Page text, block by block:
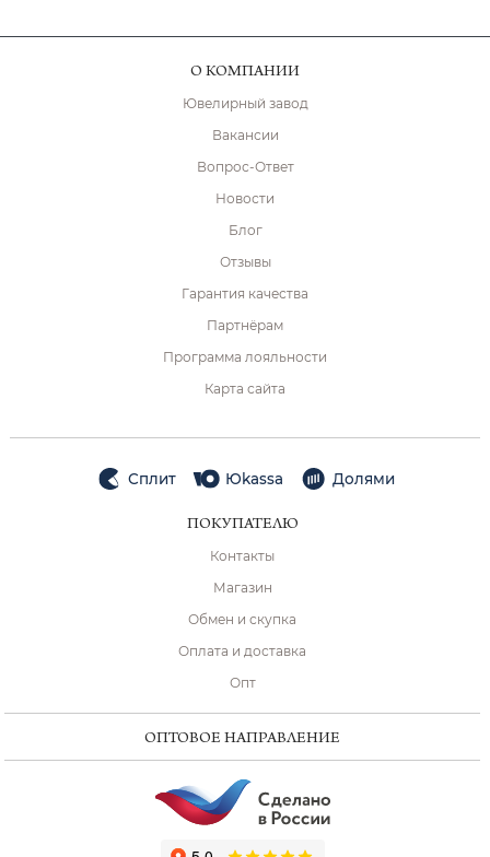
О КОМПАНИИ
Ювелирный завод
Вакансии
Вопрос-Ответ
Новости
Блог
Отзывы
Гарантия качества
Партнёрам
Программа лояльности
Карта сайта
Сплит Юkassa Долями
ПОКУПАТЕЛЮ
Контакты
Магазин
Обмен и скупка
Оплата и доставка
Опт
ОПТОВОЕ НАПРАВЛЕНИЕ